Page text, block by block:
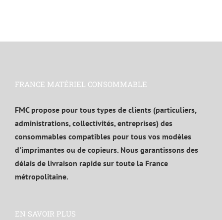
FRANCE MATÉRIEL CONSOMMABLE
FMC propose pour tous types de clients (particuliers,
administrations, collectivités, entreprises) des
consommables compatibles pour tous vos modèles
d'imprimantes ou de copieurs. Nous garantissons des
délais de livraison rapide sur toute la France
métropolitaine.
EN SAVOIR PLUS